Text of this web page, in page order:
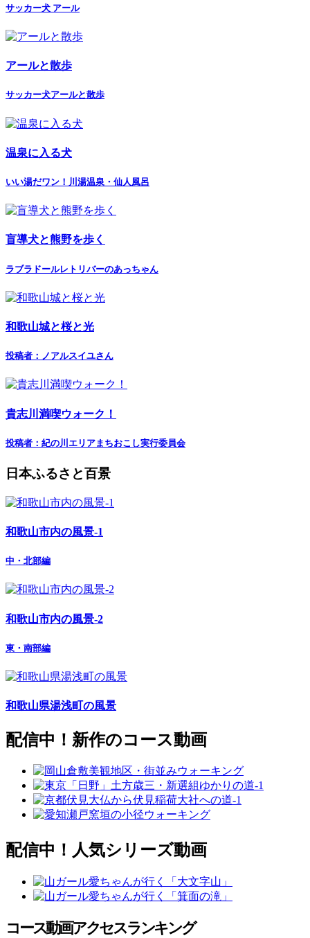
サッカー犬 アール
アールと散歩
サッカー犬アールと散歩
温泉に入る犬
いい湯だワン！川湯温泉・仙人風呂
盲導犬と熊野を歩く
ラブラドールレトリバーのあっちゃん
和歌山城と桜と光
投稿者：ノアルスイユさん
貴志川満喫ウォーク！
投稿者：紀の川エリアまちおこし実行委員会
日本ふるさと百景
和歌山市内の風景-1
中・北部編
和歌山市内の風景-2
東・南部編
和歌山県湯浅町の風景
配信中！新作のコース動画
配信中！人気シリーズ動画
コース動画アクセスランキング